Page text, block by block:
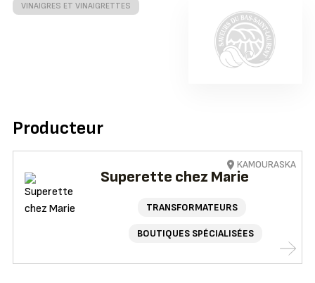
VINAIGRES ET VINAIGRETTES
Producteur
Superette chez Marie
TRANSFORMATEURS
BOUTIQUES SPÉCIALISÉES
KAMOURASKA